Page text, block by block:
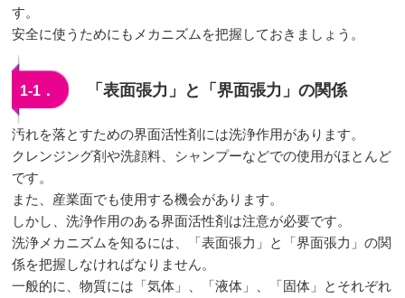
す。
安全に使うためにもメカニズムを把握しておきましょう。
1‐1． 「表面張力」と「界面張力」の関係
汚れを落とすための界面活性剤には洗浄作用があります。
クレンジング剤や洗顔料、シャンプーなどでの使用がほとんど
です。
また、産業面でも使用する機会があります。
しかし、洗浄作用のある界面活性剤は注意が必要です。
洗浄メカニズムを知るには、「表面張力」と「界面張力」の関
係を把握しなければなりません。
一般的に、物質には「気体」、「液体」、「固体」とそれぞれ